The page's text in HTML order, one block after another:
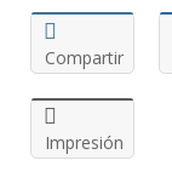
Compartir
Impresión